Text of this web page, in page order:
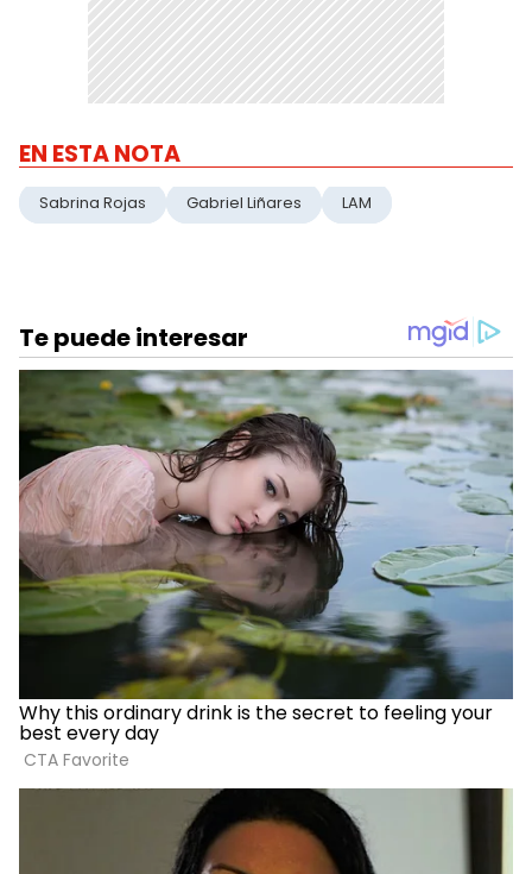
EN ESTA NOTA
Sabrina Rojas Gabriel Liñares LAM